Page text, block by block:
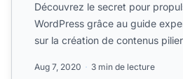
Découvrez le secret pour
WordPress grâce au guide
sur la création de contenus
Aug 7, 2020 3 min de lecture